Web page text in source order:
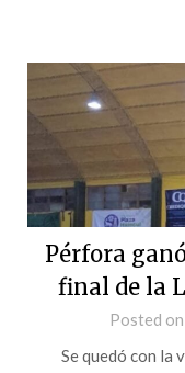
Pérfora
final de la
Posted on
Se quedó con la